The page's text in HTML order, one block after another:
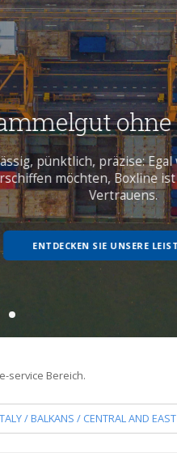
grenzen
Egal wohin auch immer
ist der Partner Ihres
LEISTUNGEN
service Bereich.
/ BALKANS / CENTRAL AND